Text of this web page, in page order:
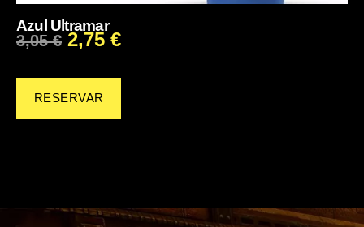
Azul Ultramar
3,05€ 2,75 €
RESERVAR